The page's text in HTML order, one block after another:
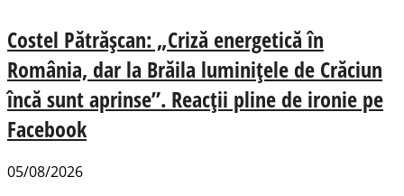
Costel Pătrășcan: „Criză energetică în
România, dar la Brăila luminițele de Crăciun
încă sunt aprinse”. Reacții pline de ironie pe
Facebook
05/08/2026